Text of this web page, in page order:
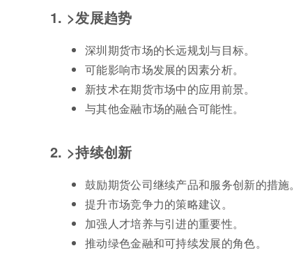
1. >发展趋势
深圳期货市场的长远规划与目标。
可能影响市场发展的因素分析。
新技术在期货市场中的应用前景。
与其他金融市场的融合可能性。
2. >持续创新
鼓励期货公司继续产品和服务创新的措施。
提升市场竞争力的策略建议。
加强人才培养与引进的重要性。
推动绿色金融和可持续发展的角色。